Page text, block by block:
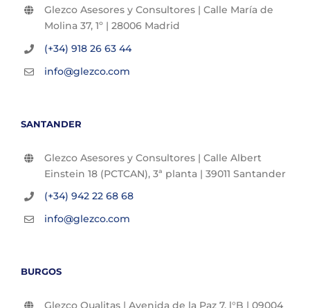
Glezco Asesores y Consultores | Calle María de
Molina 37, 1º | 28006 Madrid
(+34) 918 26 63 44
info@glezco.com
SANTANDER
Glezco Asesores y Consultores | Calle Albert
Einstein 18 (PCTCAN), 3ª planta | 39011 Santander
(+34) 942 22 68 68
info@glezco.com
BURGOS
Glezco Qualitas | Avenida de la Paz 7, l°B | 09004